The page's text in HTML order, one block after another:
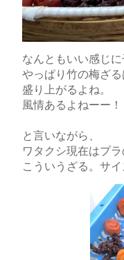
なんともいい感じ
やっぱり竹の梅ざ
盛り上がるよね。
風情あるよねーー！
と言いながら、
ワタクシ現在はプ
こういうざる。サ